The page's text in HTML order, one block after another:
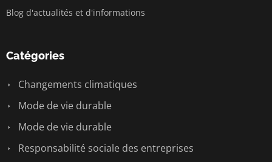
Blog d'actualités et d'informations
Catégories
Changements climatiques
Mode de vie durable
Mode de vie durable
Responsabilité sociale des entreprises